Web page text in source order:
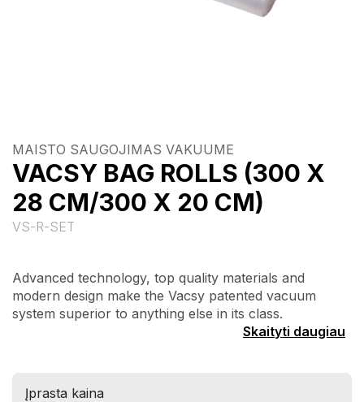
MAISTO SAUGOJIMAS VAKUUME
VACSY BAG ROLLS (300 X
28 CM/300 X 20 CM)
VS-R-SET
Advanced technology, top quality materials and
modern design make the Vacsy patented vacuum
system superior to anything else in its class.
Skaityti daugiau
Įprasta kaina